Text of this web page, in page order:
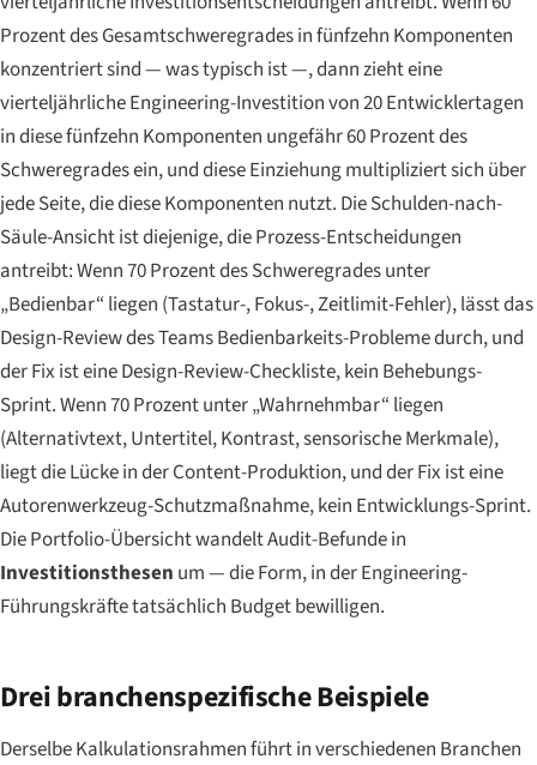
Prozent des Gesamtschweregrades in fünfzehn Komponenten
konzentriert sind — was typisch ist —, dann zieht eine
vierteljährliche Engineering-Investition von 20 Entwicklertagen
in diese fünfzehn Komponenten ungefähr 60 Prozent des
Schweregrades ein, und diese Einziehung multipliziert sich über
jede Seite, die diese Komponenten nutzt. Die Schulden-nach-
Säule-Ansicht ist diejenige, dieProzess-Entscheidungen
antreibt: Wenn 70 Prozent des Schweregrades unter
„Bedienbar“ liegen (Tastatur-, Fokus-, Zeitlimit-Fehler), lässt das
Design-Review des Teams Bedienbarkeits-Probleme durch, und
der Fix ist eine Design-Review-Checkliste, kein Behebungs-
Sprint. Wenn 70 Prozent unter „Wahrnehmbar“ liegen
(Alternativtext, Untertitel, Kontrast, sensorische Merkmale),
liegt die Lücke in der Content-Produktion, und der Fix ist eine
Autorenwerkzeug-Schutzmaßnahme, kein Entwicklungs-Sprint.
Die Portfolio-Übersicht wandelt Audit-Befunde in
Investitionsthesen um — die Form, in der Engineering-
Führungskräfte tatsächlich Budget bewilligen.
Drei branchenspezifische Beispiele
Derselbe Kalkulationsrahmen führt in verschiedenen Branchen